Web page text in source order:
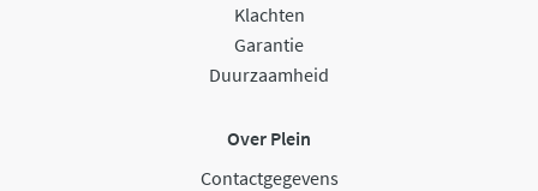
Klachten
Garantie
Duurzaamheid
Over Plein
Contactgegevens